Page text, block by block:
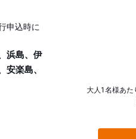
申込時に
浜島、伊
楽島、
大人1名様あた